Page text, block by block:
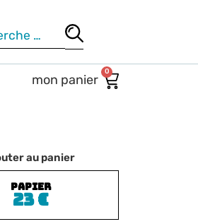
0
au panier
PAPIER
23€